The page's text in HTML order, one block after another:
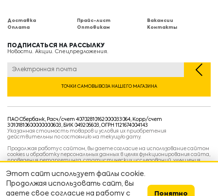
Доставка
Оплата
Прайс-лист
Оптовикам
Вакансии
Контакты
ПОДПИСАТЬСЯ НА РАССЫЛКУ
Новости. Акции. Спецпредложения.
ТОЧКИ САМОВЫВОЗА НАШЕГО МАГАЗИНА
ПАО Сбербанк, Расч/счет 40702810162000033064, Корр/счет
30101810600000000603, БИК 049205603, ОГРН 1121674004143
Указанная стоимость товаров и условия их приобретения
действительны по состоянию на текущую дату.
Продолжая работу с сайтом, вы даете согласие на использование сайтом
cookies и обработку персональных данных в целях функционирования сайта,
проведения ретаргетинга, статистических исследований, улучшения
ваших предпочтений и интересов.
Политика конфиденциальности
Условия пользовательского соглашения
Условия продажи
Этот сайт использует файлы cookie.
Продолжая использовать сайт, вы
даете свое согласие на работу с
Понятно